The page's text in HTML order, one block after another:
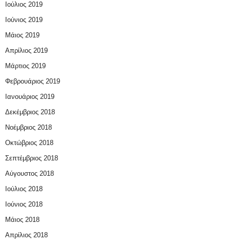
Ιούλιος 2019
Ιούνιος 2019
Μάιος 2019
Απρίλιος 2019
Μάρτιος 2019
Φεβρουάριος 2019
Ιανουάριος 2019
Δεκέμβριος 2018
Νοέμβριος 2018
Οκτώβριος 2018
Σεπτέμβριος 2018
Αύγουστος 2018
Ιούλιος 2018
Ιούνιος 2018
Μάιος 2018
Απρίλιος 2018